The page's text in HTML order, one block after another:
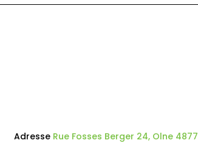
Adresse Rue Fosses Berger 24, Olne 4877